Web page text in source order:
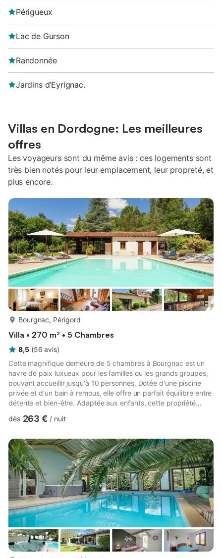
Périgueux
Lac de Gurson
Randonnée
Jardins d’Eyrignac.
Villas en Dordogne: Les meilleures
offres
Les voyageurs sont du même avis : ces logements sont
très bien notés pour leur emplacement, leur propreté, et
plus encore.
Bourgnac, Périgord
Villa • 270 m² • 5 Chambres
8,5 (56 avis)
Cette magnifique demeure de 5 chambres à Bourgnac est un
havre de paix luxueux pour les familles ou les grands groupes,
pouvant accueillir jusqu'à 10 personnes. Dotée d'une piscine
privée et d'un bain à remous, elle offre un parfait équilibre entre
détente et bien-être. Adaptée aux enfants, cette propriété
ping-pong et des équipements essentiels comme le linge de lit
bienvenus et le restaurant le plus proche est à seulement 1 km.
Découvrez le charme de la région et les v...
dès 263 € / nuit